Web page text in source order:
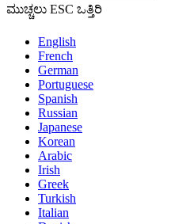
ಮುಚ್ಚಲು ESC ಒತ್ತಿರಿ
English
French
German
Portuguese
Spanish
Russian
Japanese
Korean
Arabic
Irish
Greek
Turkish
Italian